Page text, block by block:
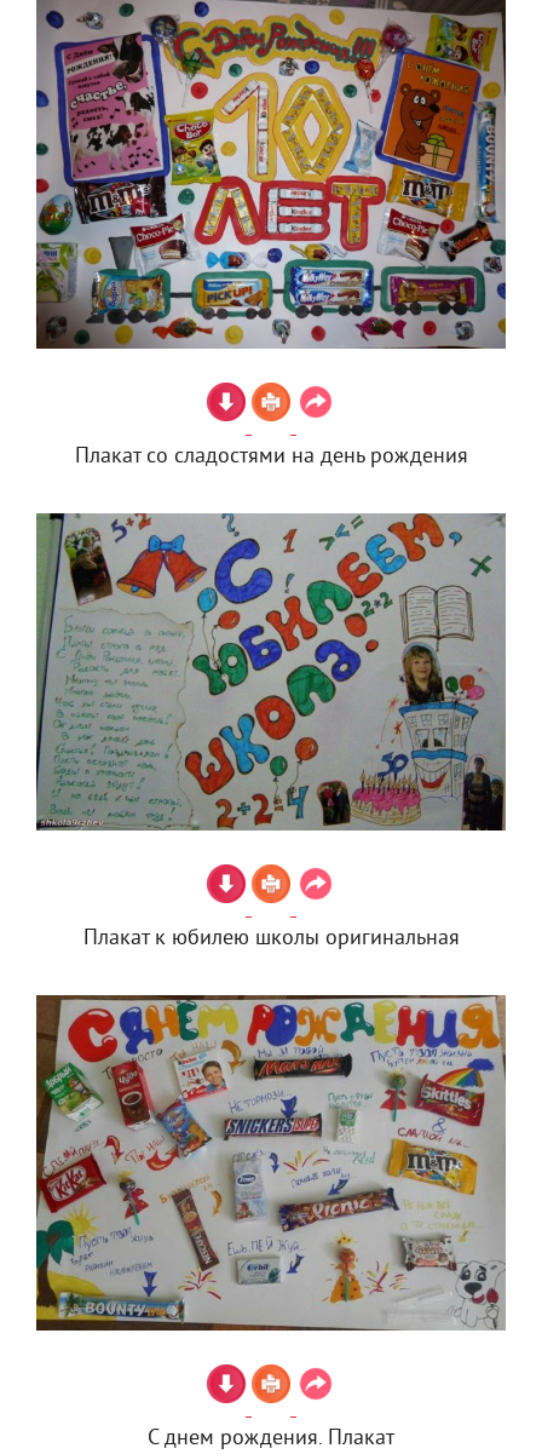
Плакат со сладостями на день рождения
Плакат к юбилею школы оригинальная
С днем рождения. Плакат